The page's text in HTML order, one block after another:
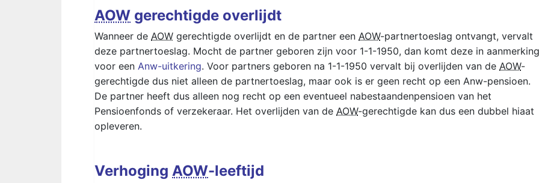
AOW gerechtigde overlijdt
Wanneer de AOW gerechtigde overlijdt en de partner een AOW-partnertoeslag ontvangt, vervalt
deze partnertoeslag. Mocht de partner geboren zijn voor 1-1-1950, dan komt deze in aanmerking
voor een Anw-uitkering. Voor partners geboren na 1-1-1950 vervalt bij overlijden van de AOW-
gerechtigde dus niet alleen de partnertoeslag, maar ook is er geen recht op een Anw-pensioen.
De partner heeft dus alleen nog recht op een eventueel nabestaandenpensioen van het
Pensioenfonds of verzekeraar. Het overlijden van de AOW-gerechtigde kan dus een dubbel hiaat
opleveren.
Verhoging AOW-leeftijd